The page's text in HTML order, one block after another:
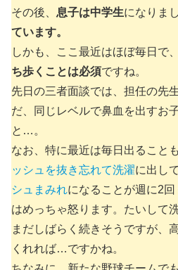
その後、 息子は中学生になりま
ています。
しかも、ここ最近はほぼ毎日で
ち歩くことは必須ですね。
先日の三者面談では、担任の先
だ、同じレベルで鼻血を出すお
と…。
なお、特に最近は毎日出ること
ッシュを抜き忘れて洗濯に出し
シュまみれになることが週に2
はめっちゃ怒ります。たいして
まだしばらく続きそうですが、
くれれば…ですかね。